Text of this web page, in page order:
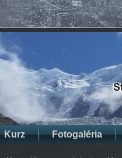
Kurz Fotogaléria